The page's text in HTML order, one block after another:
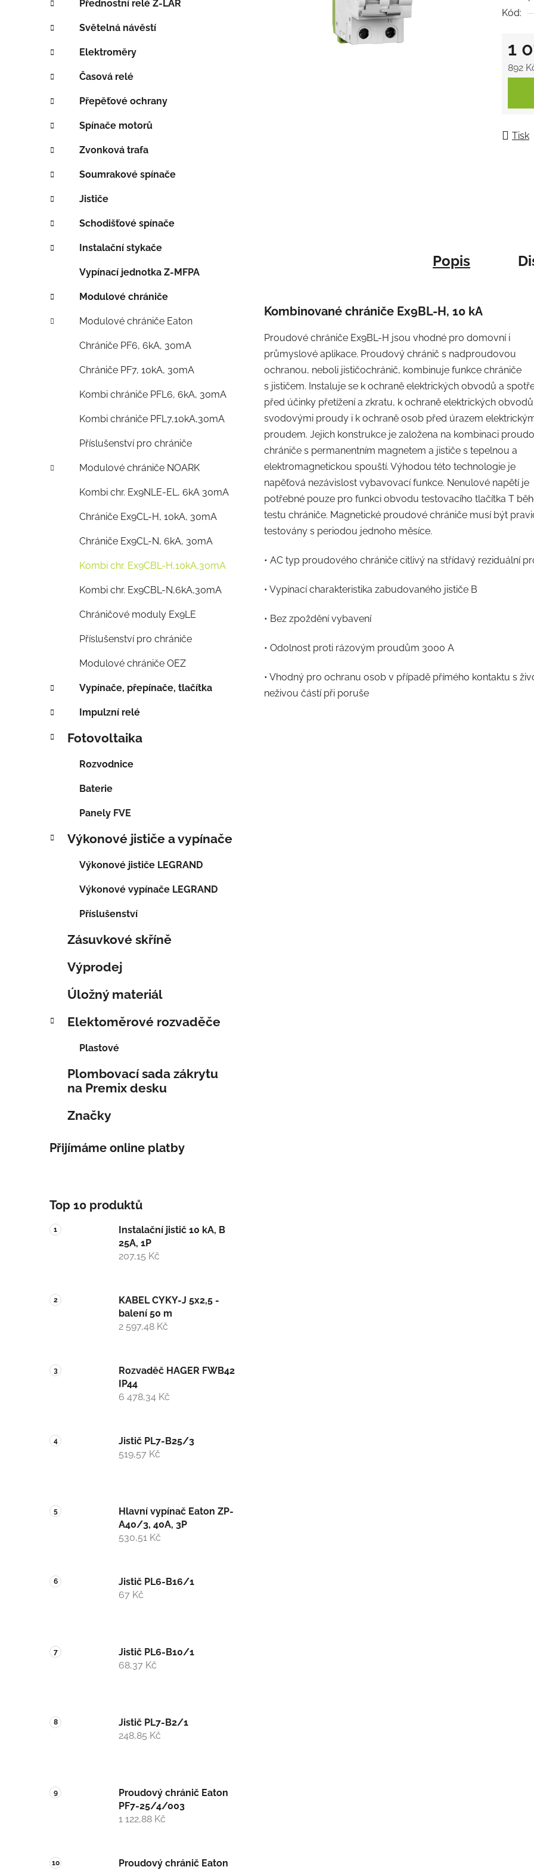
p
a
n
e
Přednostní relé Z-LAR
Světelná návěstí
Elektroměry
Časová relé
Přepěťové ochrany
Spínače motorů
Zvonková trafa
Soumrakové spínače
Jističe
Schodišťové spínače
Instalační stykače
Vypínací jednotka Z-MFPA
Modulové chrániče
Modulové chrániče Eaton
Chrániče PF6, 6kA, 30mA
Chrániče PF7, 10kA, 30mA
Kombi chrániče PFL6, 6kA, 30mA
Kombi chrániče PFL7,10kA,30mA
Příslušenství pro chrániče
Modulové chrániče NOARK
Kombi chr. Ex9NLE-EL, 6kA 30mA
Chrániče Ex9CL-H, 10kA, 30mA
Chrániče Ex9CL-N, 6kA, 30mA
Kombi chr. Ex9CBL-H,10kA,30mA
Kombi chr. Ex9CBL-N,6kA,30mA
Chráničové moduly Ex9LE
Příslušenství pro chrániče
Modulové chrániče OEZ
Vypínače, přepínače, tlačítka
Impulzní relé
Fotovoltaika
Rozvodnice
Baterie
Panely FVE
Výkonové jističe a vypínače
Výkonové jističe LEGRAND
Výkonové vypínače LEGRAND
Příslušenství
Zásuvkové skříně
Výprodej
Úložný materiál
Elektoměrové rozvaděče
Plastové
Plombovací sada zákrytu
na Premix desku
Značky
Přijímáme online platby
Top 10 produktů
Instalační jistič 10 kA, B
25A, 1P
207,15 Kč
KABEL CYKY-J 5x2,5 -
balení 50 m
2 597,48 Kč
Rozvaděč HAGER FWB42
IP44
6 478,34 Kč
Jistič PL7-B25/3
519,57 Kč
Hlavní vypínač Eaton ZP-
A40/3, 40A, 3P
530,51 Kč
Jistič PL6-B16/1
67 Kč
Jistič PL6-B10/1
68,37 Kč
Jistič PL7-B2/1
248,85 Kč
Proudový chránič Eaton
PF7-25/4/003
1 122,88 Kč
Proudový chránič Eaton
0,0
Kód:
1
892
Tisk
Popis
Kombinované chrániče Ex9BL-H, 10 kA
Proudové chrániče Ex9BL-H jsou vhodné pro domovní i
průmyslové aplikace. Proudový chránič s nadproudovou
ochranou, neboli jističochránič, kombinuje funkce chrániče
s jističem. Instaluje se k ochraně elektrických obvodů a
před účinky přetížení a zkratu, k ochraně elektrických
svodovými proudy i k ochraně osob před úrazem
proudem. Jejich konstrukce je založena na kombinaci
chrániče s permanentním magnetem a jističe s tepelnou a
elektromagnetickou spouští. Výhodou této technologie je
napěťová nezávislost vybavovací funkce. Nenulové napětí je
potřebné pouze pro funkci obvodu testovacího tlačítka T
testu chrániče. Magnetické proudové chrániče musí být
testovány s periodou jednoho měsíce.
• AC typ proudového chrániče citlivý na střídavý reziduální
• Vypínací charakteristika zabudovaného jističe B
• Bez zpoždění vybavení
• Odolnost proti rázovým proudům 3000 A
• Vhodný pro ochranu osob v případě přímého kontaktu s
neživou částí při poruše